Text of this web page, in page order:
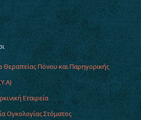
Θεραπείας Πόνου και Παρηγορικής
Εταιρεία
Ογκολογίας Στόματος